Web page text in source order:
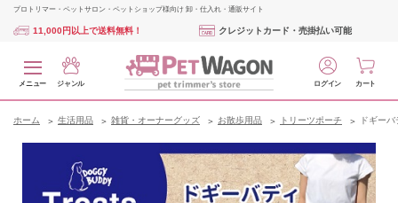
プロトリマー・ペットサロン・ペットショップ様向け 卸・仕入れ・通販サイト
11,000円以上で送料無料！ クレジットカード・売掛払い可能
メニュー ジャンル ログイン カート
ホーム 生活用品 雑貨・オーナーグッズ お散歩用品 トリーツポーチ ドギー